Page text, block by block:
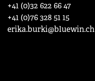
+41 (0)32 622 66 47
+41 (0)76 328 51 15
erika.burki@bluewin.ch